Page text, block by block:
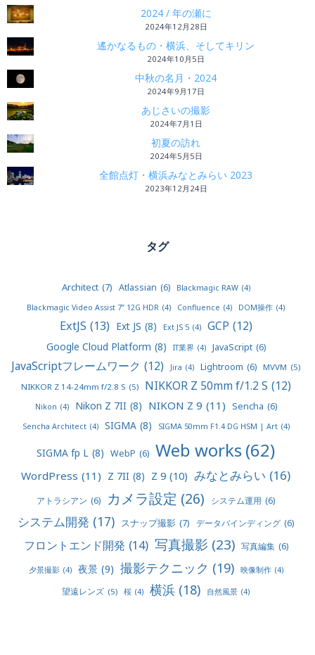
2024 / 年の瀬に
2024年12月28日
遙かなるもの・横浜、そしてキリン
2024年10月5日
中秋の名月・2024
2024年9月17日
あじさいの撮影
2024年7月1日
初夏の訪れ
2024年5月5日
全館点灯・横浜みなとみらい 2023
2023年12月24日
タグ
Architect (7) Atlassian (6) Blackmagic RAW (4)
Blackmagic Video Assist 7” 12G HDR (4) Confluence (4) DOM操作 (4)
ExtJS (13) Ext JS (8) Ext JS 5 (4) GCP (12)
Google Cloud Platform (8) IT業界 (4) JavaScript (6)
JavaScriptフレームワーク (12) Jira (4) Lightroom (6) MVVM (5)
NIKKOR Z 14-24mm f/2.8 S (5) NIKKOR Z 50mm f/1.2 S (12)
Nikon (4) Nikon Z 7II (8) NIKON Z 9 (11) Sencha (6)
Sencha Architect (4) SIGMA (8) SIGMA 50mm F1.4 DG HSM | Art (4)
SIGMA fp L (8) WebP (6) Web works(62)
WordPress (11) Z 7II (8) Z 9 (10) みなとみらい (16)
アトラシアン (6) カメラ設定 (26) システム運用 (6)
システム開発 (17) スナップ撮影 (7) データバインディング (6)
フロントエンド開発 (14) 写真撮影 (23) 写真編集 (6)
夕景撮影 (4) 夜景 (9) 撮影テクニック (19) 映像制作 (4)
望遠レンズ (5) 桜 (4) 横浜 (18) 自然風景 (4)